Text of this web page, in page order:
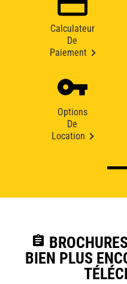
Calculateur
De
Paiement
Options
De
Location
assignment
BIEN PLUS